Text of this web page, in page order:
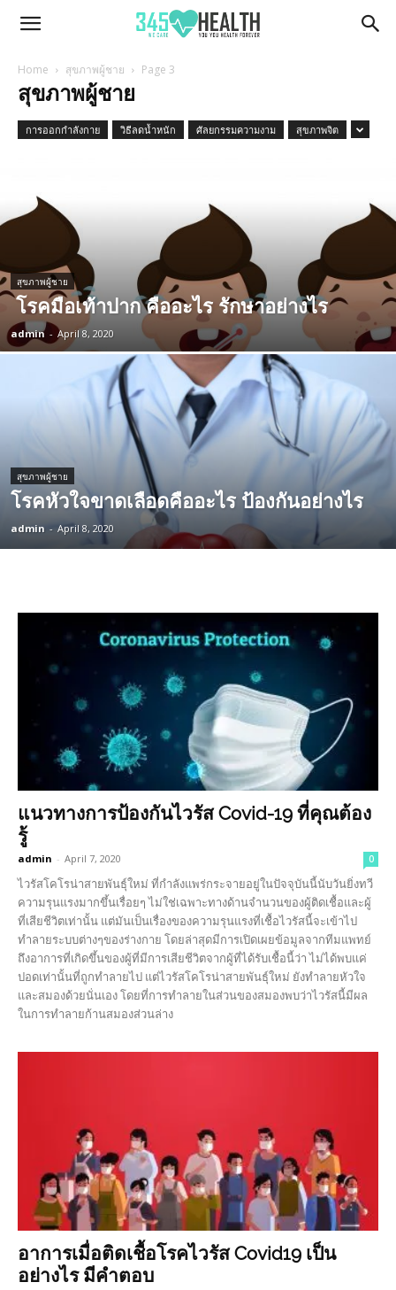
345Health
Home สุขภาพผู้ชาย Page 3
สุขภาพผู้ชาย
การออกกำลังกาย วิธีลดน้ำหนัก ศัลยกรรมความงาม สุขภาพจิต
สุขภาพผู้ชาย
โรคมือเท้าปาก คืออะไร รักษาอย่างไร
admin - April 8, 2020
สุขภาพผู้ชาย
โรคหัวใจขาดเลือดคืออะไร ป้องกันอย่างไร
admin - April 8, 2020
แนวทางการป้องกันไวรัส Covid-19 ที่คุณต้อง
รู้
admin - April 7, 2020 0
ไวรัสโคโรน่าสายพันธุ์ใหม่ ที่กำลังแพร่กระจายอยู่ในปัจจุบันนี้นับวันยิ่งทวี
ความรุนแรงมากขึ้นเรื่อยๆ ไม่ใช่เฉพาะทางด้านจำนวนของผู้ติดเชื้อและผู้
ที่เสียชีวิตเท่านั้น แต่มันเป็นเรื่องของความรุนแรงที่เชื้อไวรัสนี้จะเข้าไป
ทำลายระบบต่างๆของร่างกาย โดยล่าสุดมีการเปิดเผยข้อมูลจากทีมแพทย์
ถึงอาการที่เกิดขึ้นของผู้ที่มีการเสียชีวิตจากผู้ที่ได้รับเชื้อนี้ว่า ไม่ได้พบแค่
ปอดเท่านั้นที่ถูกทำลายไป แต่ไวรัสโคโรน่าสายพันธุ์ใหม่ ยังทำลายหัวใจ
และสมองด้วยนั่นเอง โดยที่การทำลายในส่วนของสมองพบว่าไวรัสนี้มีผล
ในการทำลายก้านสมองส่วนล่าง
อาการเมื่อติดเชื้อโรคไวรัส Covid19 เป็น
อย่างไร มีคำตอบ